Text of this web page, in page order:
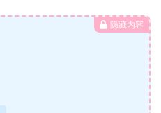
隐藏内容